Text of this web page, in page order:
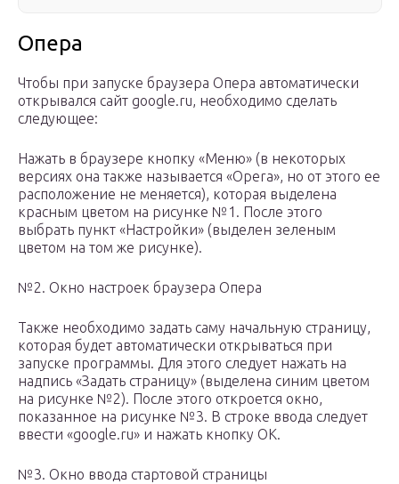
Опера
Чтобы при запуске браузера Опера автоматически
открывался сайт google.ru, необходимо сделать
следующее:
Нажать в браузере кнопку «Меню» (в некоторых
версиях она также называется «Opera», но от этого ее
расположение не меняется), которая выделена
красным цветом на рисунке №1. После этого
выбрать пункт «Настройки» (выделен зеленым
цветом на том же рисунке).
№2. Окно настроек браузера Опера
Также необходимо задать саму начальную страницу,
которая будет автоматически открываться при
запуске программы. Для этого следует нажать на
надпись «Задать страницу» (выделена синим цветом
на рисунке №2). После этого откроется окно,
показанное на рисунке №3. В строке ввода следует
ввести «google.ru» и нажать кнопку ОК.
№3. Окно ввода стартовой страницы